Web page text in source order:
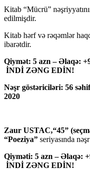
Kitab “Mücrü”
edilmişdir.
Kitab hərf və rəqəmlər
ibarətdir.
Qiymət: 5 azn – Əlaqə:
İNDİ ZƏNG EDİN!
Nəşr göstəriciləri: 56
2020
Zaur USTAC,“45”
“Poeziya” seriyasında
Qiyməti: 5 azn – Əlaqə:
İNDİ ZƏNG EDİN!